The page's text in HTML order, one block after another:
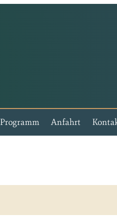
Rosental - Events und
Programm Anfahrt